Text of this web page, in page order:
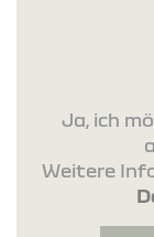
Ja, ich
Weitere